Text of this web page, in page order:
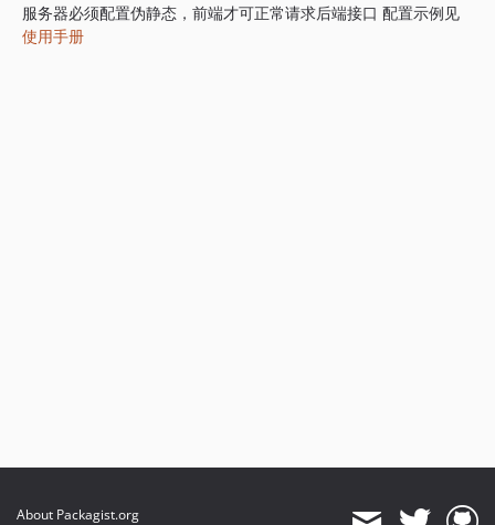
服务器必须配置伪静态，前端才可正常请求后端接口 配置示例见
使用手册
About Packagist.org